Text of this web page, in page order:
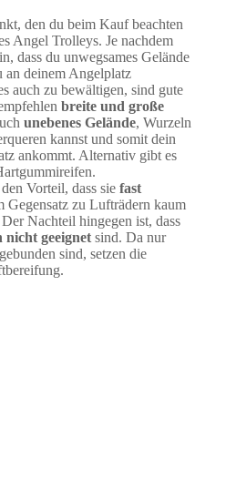
den du beim Kauf beachten
Angel Trolleys. Je nachdem
dass du unwegsames Gelände
an deinem Angelplatz
auch zu bewältigen, sind gute
breite und große
unebenes Gelände, Wurzeln
kannst und somit dein
ankommt. Alternativ gibt es
Vorteil, dass sie fast
Gegensatz zu Lufträdern kaum
Nachteil hingegen ist, dass
nicht geeignet sind. Da nur
sind, setzen die